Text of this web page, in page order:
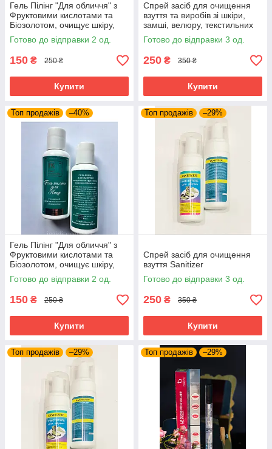
Гель Пілінг "Для обличчя" з
Фруктовими кислотами та
Біозолотом, очищує шкіру,
живить та вирівнює колір
обличчя, Імідж
Готово до відправки 2 од.
150 ₴ 250 ₴
Купити
Спрей засіб для очищення
взуття та виробів зі шкіри,
замші, велюру, текстильних
матеріалів Sanitizer Імідж
Готово до відправки 3 од.
250 ₴ 350 ₴
Купити
Топ продажів –40%
Гель Пілінг "Для обличчя" з
Фруктовими кислотами та
Біозолотом, очищує шкіру,
живить та вирівнює колір
обличчя, Імідж
Готово до відправки 2 од.
150 ₴ 250 ₴
Купити
Топ продажів –29%
Спрей засіб для очищення
взуття Sanitizer
Готово до відправки 3 од.
250 ₴ 350 ₴
Купити
Топ продажів –29% Топ продажів –29%